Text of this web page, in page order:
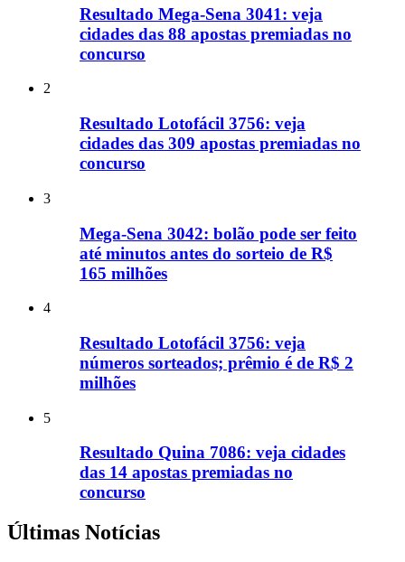
Resultado Mega-Sena 3041: veja
cidades das 88 apostas premiadas no
concurso
2
Resultado Lotofácil 3756: veja
cidades das 309 apostas premiadas no
concurso
3
Mega-Sena 3042: bolão pode ser feito
até minutos antes do sorteio de R$
165 milhões
4
Resultado Lotofácil 3756: veja
números sorteados; prêmio é de R$ 2
milhões
5
Resultado Quina 7086: veja cidades
das 14 apostas premiadas no
concurso
Últimas Notícias